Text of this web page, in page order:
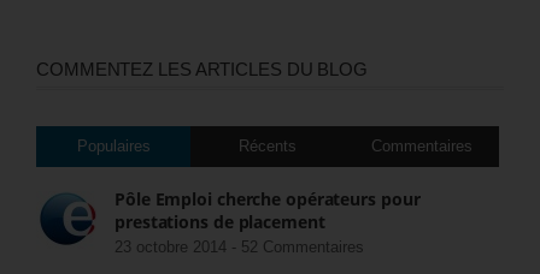
COMMENTEZ LES ARTICLES DU BLOG
Populaires Récents Commentaires
Pôle Emploi cherche opérateurs pour
prestations de placement
23 octobre 2014 - 52 Commentaires